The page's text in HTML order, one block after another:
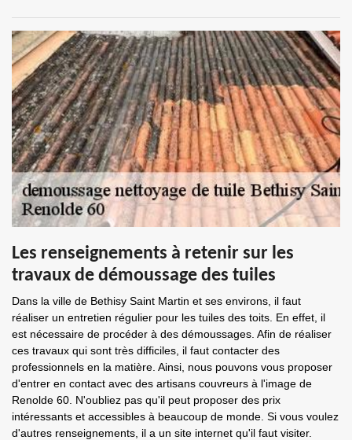
Les renseignements à retenir sur les
travaux de démoussage des tuiles
Dans la ville de Bethisy Saint Martin et ses environs, il faut
réaliser un entretien régulier pour les tuiles des toits. En effet, il
est nécessaire de procéder à des démoussages. Afin de réaliser
ces travaux qui sont très difficiles, il faut contacter des
professionnels en la matière. Ainsi, nous pouvons vous proposer
d'entrer en contact avec des artisans couvreurs à l'image de
Renolde 60. N'oubliez pas qu'il peut proposer des prix
intéressants et accessibles à beaucoup de monde. Si vous voulez
d'autres renseignements, il a un site internet qu'il faut visiter.